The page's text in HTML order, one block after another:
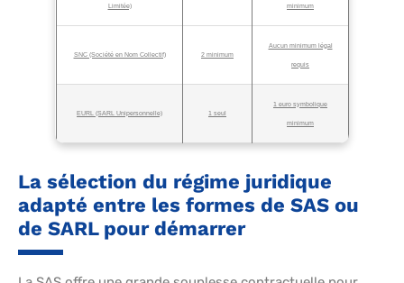
Limitée) minimum
SNC (Société en Nom Collectif) 2 minimum
Aucun minimum légal
requis
EURL (SARL Unipersonnelle) 1 seul
1 euro symbolique
minimum
La sélection du régime juridique
adapté entre les formes de SAS ou
de SARL pour démarrer